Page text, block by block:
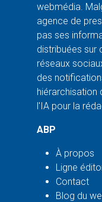
webmédia.
agence de
pas ses
distribuées sur
réseaux
des
hiérarchisation
l'IA pour la
ABP
À propos
Ligne
Contact
Blog du